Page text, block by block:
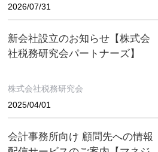
地で開催中！～
2026/07/31
新会社設立のお知らせ【株式会
社税務研究会パートナーズ】
株式会社税務研究会
2025/04/01
会計事務所向け 顧問先への情報